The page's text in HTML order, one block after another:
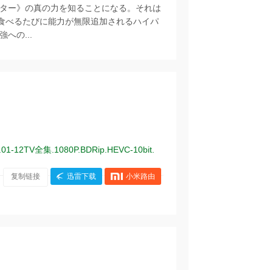
》の真の力を知ることになる。それは
べるたびに能力が無限追加されるハイパ
への...
12TV全集.1080P.BDRip.HEVC-10bit.
复制链接 迅雷下载 小米路由